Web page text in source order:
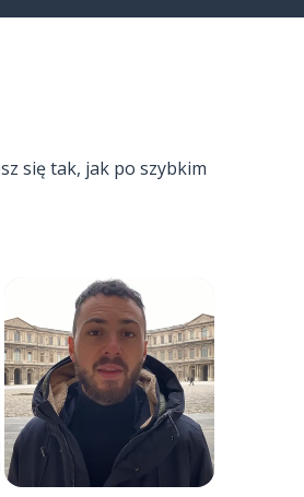
się tak, jak po szybkim